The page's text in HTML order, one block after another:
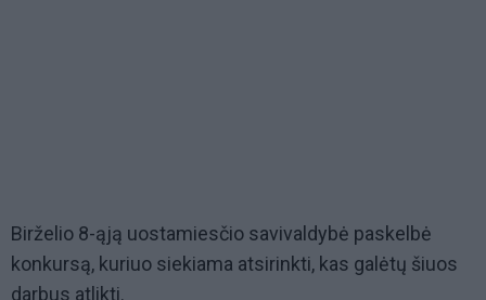
Birželio 8-ąją uostamiesčio savivaldybė paskelbė
konkursą, kuriuo siekiama atsirinkti, kas galėtų šiuos
darbus atlikti.